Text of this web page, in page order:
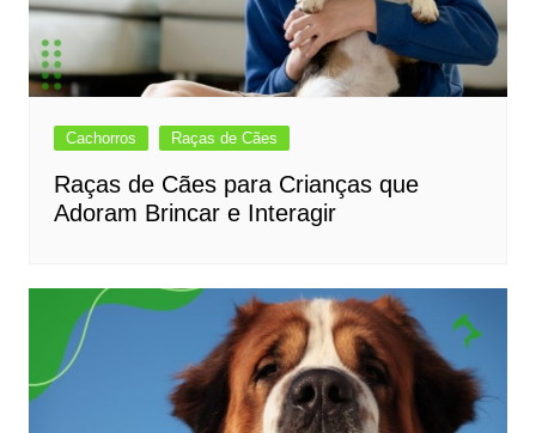
Cachorros Raças de Cães
Raças de Cães para Crianças que
Adoram Brincar e Interagir